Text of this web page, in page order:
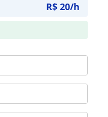
R$ 20/h